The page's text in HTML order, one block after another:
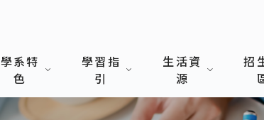
學系特
色
學習指
引
生活資
源
招